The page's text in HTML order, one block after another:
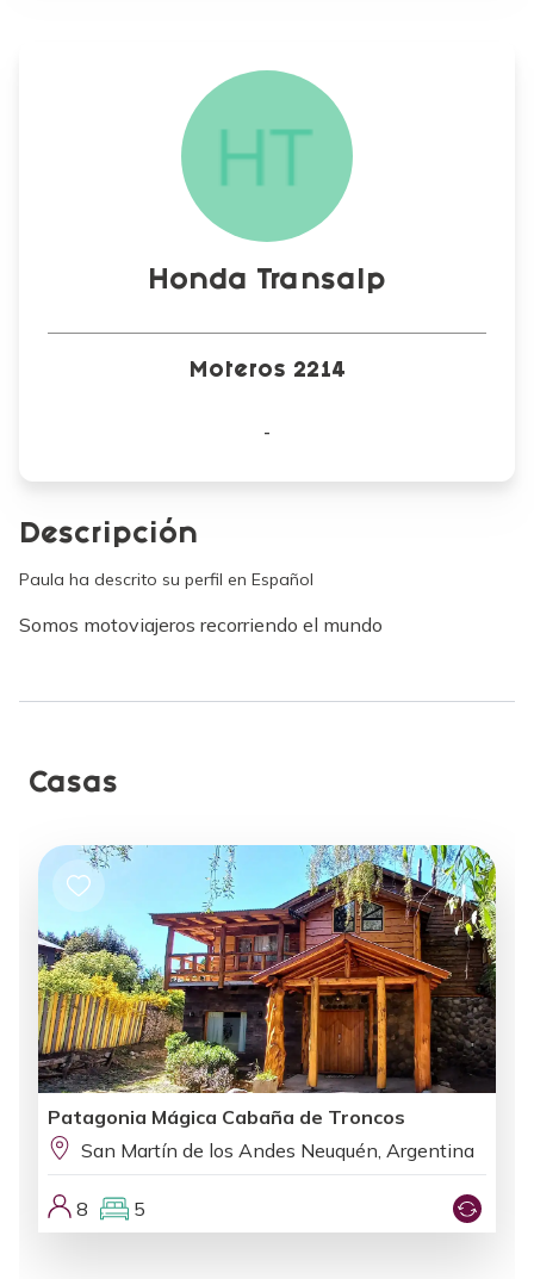
Honda Transalp
Moteros 2214
-
Descripción
Paula ha descrito su perfil en Español
Somos motoviajeros recorriendo el mundo
Casas
Patagonia Mágica Cabaña de Troncos
San Martín de los Andes Neuquén, Argentina
8 5